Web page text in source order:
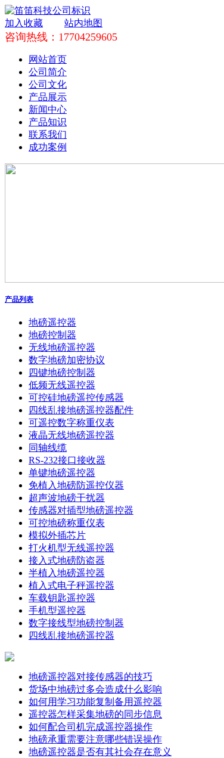
加入收藏 站内地图
咨询热线：17704259605
网站首页
公司简介
公司文化
产品展示
新闻中心
产品知识
联系我们
成功案例
产品列表
地磅遥控器
地磅控制器
无线地磅遥控器
数字地磅加密协议
四键地磅控制器
低频无线遥控器
可控硅地磅遥控传感器
四线乱接地磅遥控器配件
可遥控数字称重仪表
液晶无线地磅遥控器
同轴线缆
RS-232接口接收器
单键地磅遥控器
免植入地磅防遥控仪器
超声波地磅干扰器
传感器对插型地磅遥控器
可控地磅称重仪表
模拟外插芯片
打火机型无线遥控器
接入式地磅防盗器
半植入地磅遥控器
植入式电子秤遥控器
车载钥匙遥控器
手机型遥控器
数字接线型地磅控制器
四线乱接地磅遥控器
地磅遥控器对接传感器的技巧
货场中地磅过多会造成什么影响
如何用学习功能复制备用遥控器
遥控器怎样采集地磅的同步信息
如何配合司机完成遥控器操作
地磅承重需要注意哪些错误操作
地磅遥控器是否有其社会存在意义